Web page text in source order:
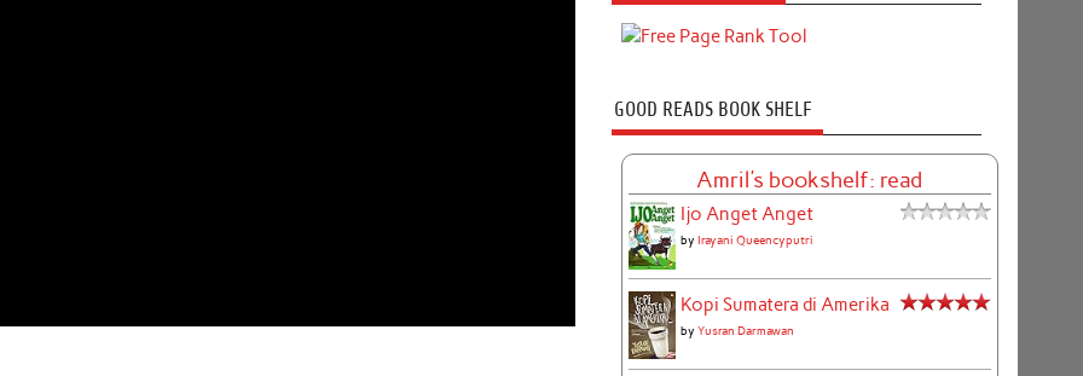
GOOD READS BOOK SHELF
Amril's bookshelf: read
Ijo Anget Anget
by Irayani Queencyputri
Kopi Sumatera di Amerika
by Yusran Darmawan